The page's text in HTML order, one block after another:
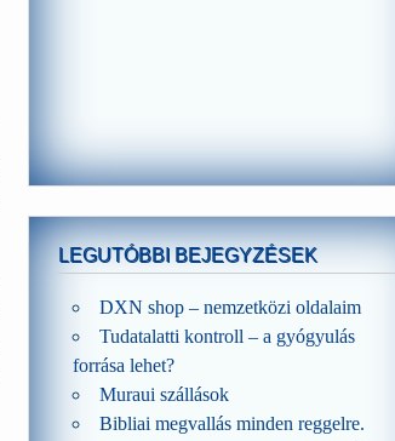
LEGUTÓBBI BEJEGYZÉSEK
DXN shop – nemzetközi oldalaim
Tudatalatti kontroll – a gyógyulás
forrása lehet?
Muraui szállások
Bibliai megvallás minden reggelre.